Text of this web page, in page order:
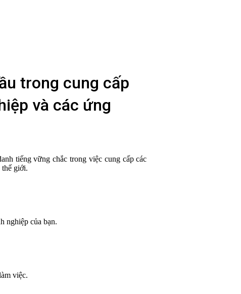
trong cung cấp
và các ứng
tiếng vững chắc trong việc cung cấp các
thế giới.
nghiệp của bạn.
việc.